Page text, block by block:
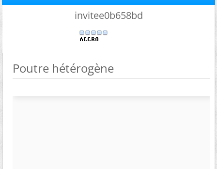
invitee0b658bd
Poutre hétérogène